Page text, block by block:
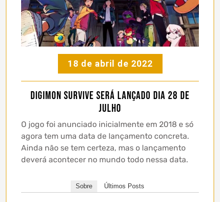
18 de abril de 2022
Digimon Survive será lançado dia 28 de
Julho
O jogo foi anunciado inicialmente em 2018 e só
agora tem uma data de lançamento concreta.
Ainda não se tem certeza, mas o lançamento
deverá acontecer no mundo todo nessa data.
Sobre Últimos Posts